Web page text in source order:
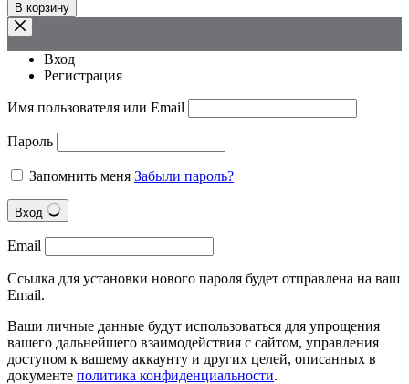
В корзину
Вход
Регистрация
Имя пользователя или Email
Пароль
Запомнить меня Забыли пароль?
Вход
Email
Ссылка для установки нового пароля будет отправлена на ваш
Email.
Ваши личные данные будут использоваться для упрощения
вашего дальнейшего взаимодействия с сайтом, управления
доступом к вашему аккаунту и других целей, описанных в
документе политика конфиденциальности.